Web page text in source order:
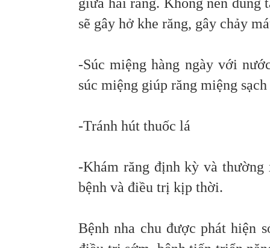
sẽ gây hở khe răng, gây chảy
-Súc miệng hàng ngày với
súc miệng giúp răng miệng
-Tránh hút thuốc lá
-Khám răng định kỳ và thường
bệnh và điều trị kịp thời.
Bệnh nha chu được phát hiện